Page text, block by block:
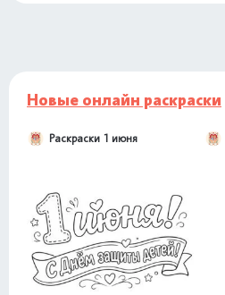
Новые онлайн раскраски
Раскраски 1 июня